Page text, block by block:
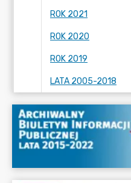
ROK 2021
ROK 2020
ROK 2019
LATA 2005-2018